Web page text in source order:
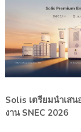
Solis เตรียมนำเส
งาน SNEC 2026